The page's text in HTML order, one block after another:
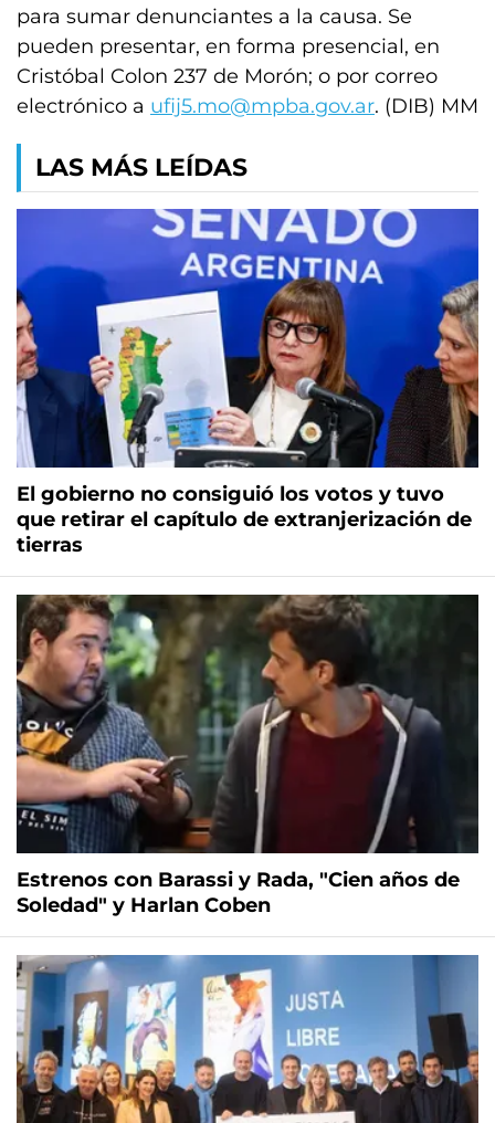
para sumar denunciantes a la causa. Se
pueden presentar, en forma presencial, en
Cristóbal Colon 237 de Morón; o por correo
electrónico a ufij5.mo@mpba.gov.ar. (DIB) MM
LAS MÁS LEÍDAS
El gobierno no consiguió los votos y tuvo
que retirar el capítulo de extranjerización de
tierras
Estrenos con Barassi y Rada, "Cien años de
Soledad" y Harlan Coben